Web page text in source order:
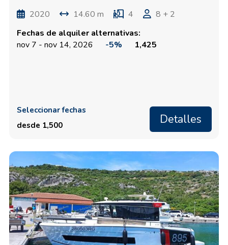
2020 14.60 m 4
8 + 2
Fechas de alquiler alternativas:
nov 7 - nov 14, 2026
-5% 1,425
Seleccionar fechas
desde 1,500
Detalles